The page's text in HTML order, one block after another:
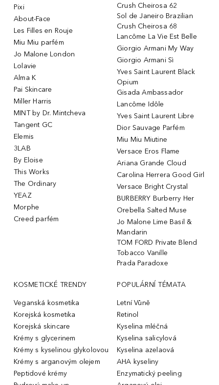
Pixi
About-Face
Les Filles en Rouje
Miu Miu parfém
Jo Malone London
Lolavie
Alma K
Pai Skincare
Miller Harris
MINT by Dr. Mintcheva
Tangent GC
Elemis
3LAB
By Eloise
This Works
The Ordinary
YEAZ
Morphe
Creed parfém
Crush Cheirosa 62
Sol de Janeiro Brazilian
Crush Cheirosa 68
Lancôme La Vie Est Belle
Giorgio Armani My Way
Giorgio Armani Sì
Yves Saint Laurent Black
Opium
Gisada Ambassador
Lancôme Idôle
Yves Saint Laurent Libre
Dior Sauvage Parfém
Miu Miu Miutine
Versace Eros Flame
Ariana Grande Cloud
Carolina Herrera Good Girl
Versace Bright Crystal
BURBERRY Burberry Her
Orebella Salted Muse
Jo Malone Lime Basil &
Mandarin
TOM FORD Private Blend
Tobacco Vanille
Prada Paradoxe
KOSMETICKÉ TRENDY
Veganská kosmetika
Korejská kosmetika
Korejská skincare
Krémy s glycerinem
Krémy s kyselinou glykolovou
Krémy s arganovým olejem
Peptidové krémy
POPULÁRNÍ TÉMATA
Letní Vůně
Retinol
Kyselina mléčná
Kyselina salicylová
Kyselina azelaová
AHA kyseliny
Enzymatický peeling